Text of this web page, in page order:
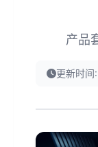
产品
更新时